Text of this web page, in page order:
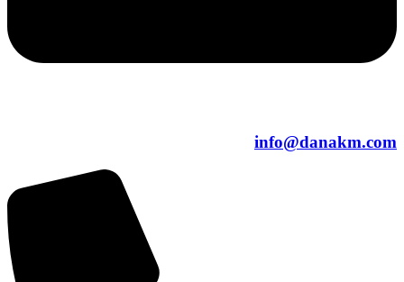
info@danakm.com